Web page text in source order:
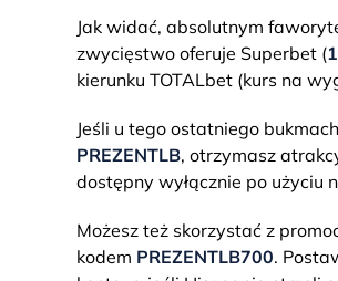
Jak widać, absolutnym
zwycięstwo oferuje Superbet (
kierunku TOTALbet (kurs na
Jeśli u tego ostatniego
PREZENTLB, otrzymasz
dostępny wyłącznie po użyciu
Możesz też skorzystać z
kodem PREZENTLB700.